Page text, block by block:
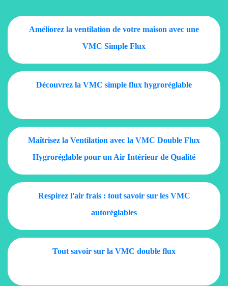
Améliorez la ventilation de votre maison avec une
VMC Simple Flux
Découvrez la VMC simple flux hygroréglable
Maîtrisez la Ventilation avec la VMC Double Flux
Hygroréglable pour un Air Intérieur de Qualité
Respirez l'air frais : tout savoir sur les VMC
autoréglables
Tout savoir sur la VMC double flux